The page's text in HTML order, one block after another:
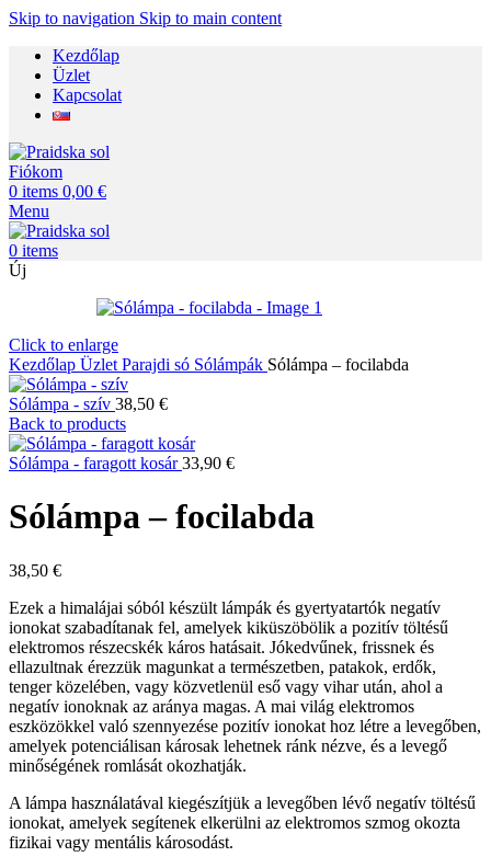
Skip to navigation Skip to main content
Kezdőlap
Üzlet
Kapcsolat
Fiókom
0 items 0,00 €
Menu
0 items
Új
Click to enlarge
Kezdőlap Üzlet Parajdi só Sólámpák Sólámpa – focilabda
Sólámpa - szív 38,50 €
Back to products
Sólámpa - faragott kosár33,90 €
Sólámpa – focilabda
38,50 €
Ezek a himalájai sóból készült lámpák és gyertyatartók negatív
ionokat szabadítanak fel, amelyek kiküszöbölik a pozitív töltésű
elektromos részecskék káros hatásait. Jókedvűnek, frissnek és
ellazultnak érezzük magunkat a természetben, patakok, erdők,
tenger közelében, vagy közvetlenül eső vagy vihar után, ahol a
negatív ionoknak az aránya magas. A mai világ elektromos
eszközökkel való szennyezése pozitív ionokat hoz létre a levegőben,
amelyek potenciálisan károsak lehetnek ránk nézve, és a levegő
minőségének romlását okozhatják.
A lámpa használatával kiegészítjük a levegőben lévő negatív töltésű
ionokat, amelyek segítenek elkerülni az elektromos szmog okozta
fizikai vagy mentális károsodást.